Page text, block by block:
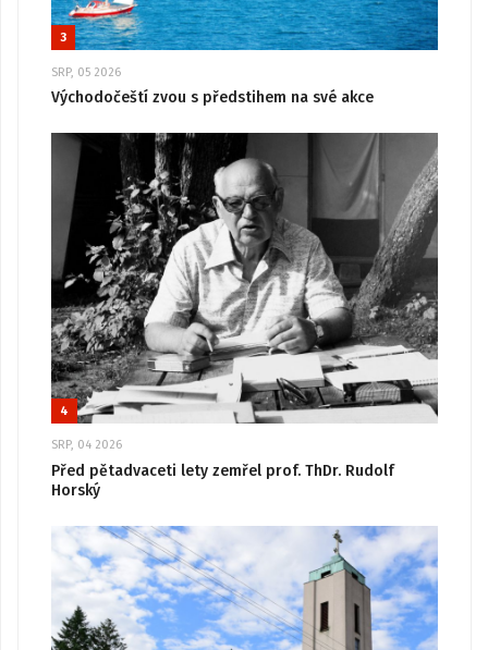
3
SRP, 05 2026
Východočeští zvou s předstihem na své akce
4
SRP, 04 2026
Před pětadvaceti lety zemřel prof. ThDr. Rudolf
Horský